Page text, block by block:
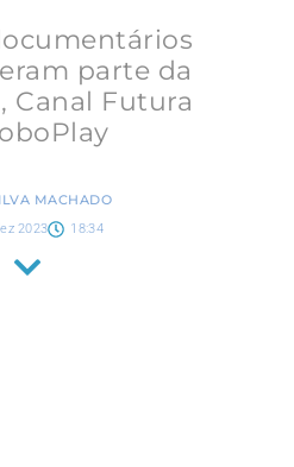
parte da
Canal Futura
MACHADO
2023 18:34